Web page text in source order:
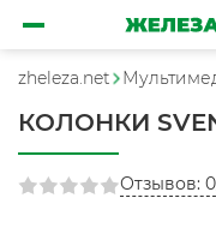
zheleza.net
КОЛОНКИ
Отзывов: 0